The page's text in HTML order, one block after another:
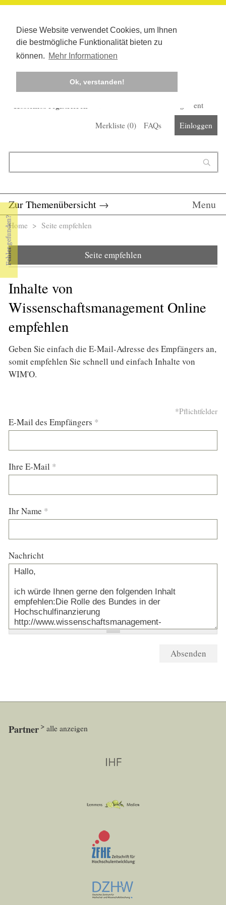
Diese Website verwendet Cookies, um Ihnen
die bestmögliche Funktionalität bieten zu
können. Mehr Informationen
Ok, verstanden!
Kostenlos registrieren
Corona-Management
Merkliste (0) FAQs Einloggen
Zur Themenübersicht → Menu
Sie sind hier
Home > Seite empfehlen
Seite empfehlen
Inhalte von
Wissenschaftsmanagement Online
empfehlen
Geben Sie einfach die E-Mail-Adresse des Empfängers an,
somit empfehlen Sie schnell und einfach Inhalte von
WIM'O.
*Pflichtfelder
E-Mail des Empfängers *
Ihre E-Mail *
Ihr Name *
Nachricht
Partner alle anzeigen